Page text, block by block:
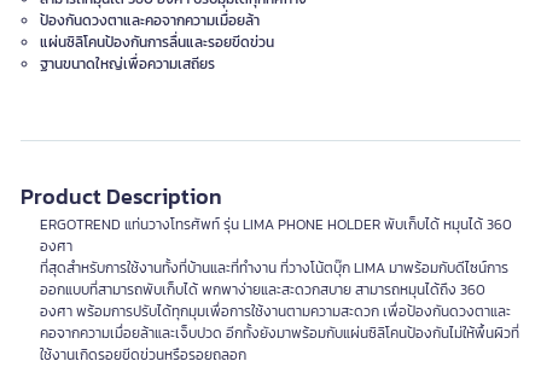
ป้องกันดวงตาและคอจากความเมื่อยล้า
แผ่นซิลิโคนป้องกันการลื่นและรอยขีดข่วน
ฐานขนาดใหญ่เพื่อความเสถียร
Product Description
ERGOTREND แท่นวางโทรศัพท์ รุ่น LIMA PHONE HOLDER พับเก็บได้ หมุนได้ 360
องศา
ที่สุดสำหรับการใช้งานทั้งที่บ้านและที่ทำงาน ที่วางโน้ตบุ๊ก LIMA มาพร้อมกับดีไซน์การ
ออกแบบที่สามารถพับเก็บได้ พกพาง่ายและสะดวกสบาย สามารถหมุนได้ถึง 360
องศา พร้อมการปรับได้ทุกมุมเพื่อการใช้งานตามความสะดวก เพื่อป้องกันดวงตาและ
คอจากความเมื่อยล้าและเจ็บปวด อีกทั้งยังมาพร้อมกับแผ่นซิลิโคนป้องกันไม่ให้พื้นผิวที่
ใช้งานเกิดรอยขีดข่วนหรือรอยถลอก